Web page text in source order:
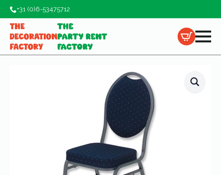
+31 (0)6-53475712